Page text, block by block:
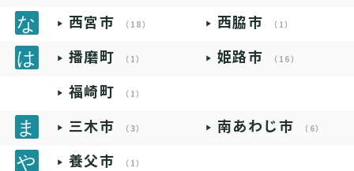
西宮市 （18） 西脇市 （1）
播磨町 （1） 姫路市 （16）
福崎町 （1）
三木市 （3） 南あわじ市 （6）
養父市 （1）